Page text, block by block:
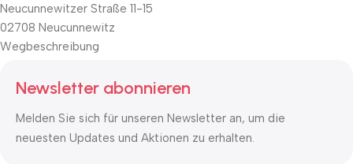
Neucunnewitzer Straße 11-15
02708 Neucunnewitz
Wegbeschreibung
Newsletter abonnieren
Melden Sie sich für unseren Newsletter an, um die
neuesten Updates und Aktionen zu erhalten.